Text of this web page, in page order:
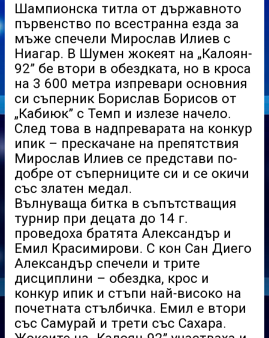
Шампионска титла от държавното
първенство по всестранна езда за
мъже спечели Мирослав Илиев с
Ниагар. В Шумен жокеят на „Калоян-
92” бе втори в обездката, но в кроса
на 3 600 метра изпревари основния
си съперник Борислав Борисов от
„Кабиюк” с Темп и излезе начело.
След това в надпреварата на конкур
ипик – прескачане на препятствия
Мирослав Илиев се представи по-
добре от съперниците си и се окичи
със златен медал.
Вълнуваща битка в съпътстващия
турнир при децата до 14 г.
проведоха братята Александър и
Емил Красимирови. С кон Сан Диего
Александър спечели и трите
дисциплини – обездка, крос и
конкур ипик и стъпи най-високо на
почетната стълбичка. Емил е втори
със Самурай и трети със Сахара.